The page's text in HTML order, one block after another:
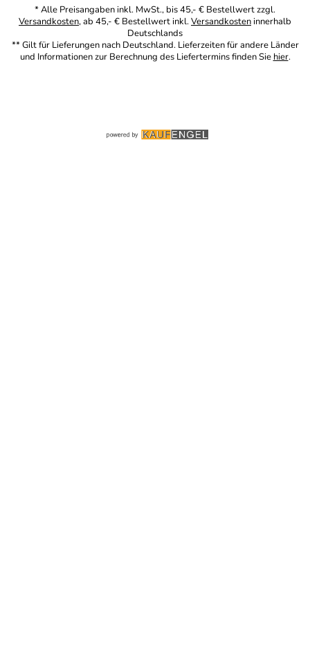
* Alle Preisangaben inkl. MwSt., bis 45,- € Bestellwert zzgl.
Versandkosten, ab 45,- € Bestellwert inkl.Versandkosten innerhalb
Deutschlands
** Gilt für Lieferungen nach Deutschland. Lieferzeiten für andere Länder
und Informationen zur Berechnung des Liefertermins finden Sie hier.